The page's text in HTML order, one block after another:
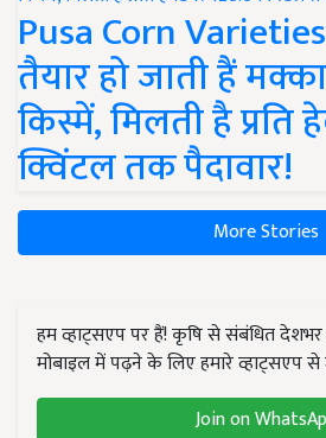
Pusa Corn
तैयार हो जाती हैं
किस्में, मिलती है प्रति
क्विंटल तक पैदावार!
More Stories
हम व्हाट्सएप पर हैं! कृषि से संबंधित
मोबाइल में पढ़ने के लिए हमारे व्हाट्सएप
Join on